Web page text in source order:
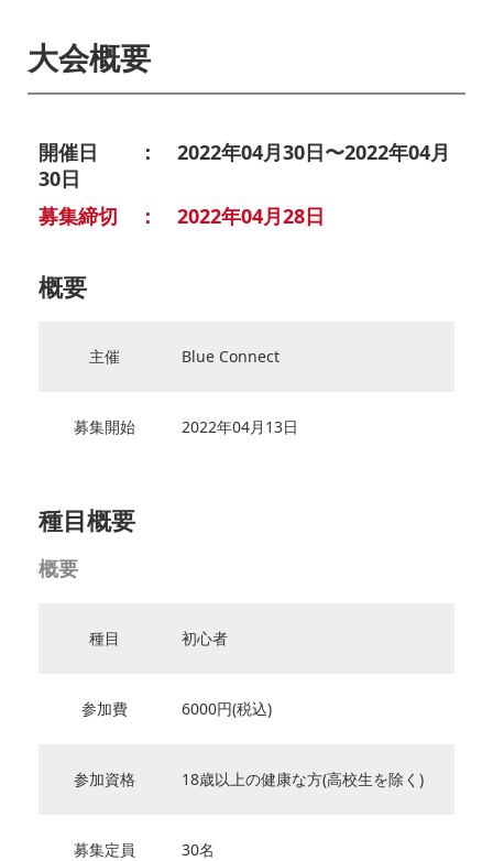
大会概要
開催日 ： 2022年04月30日〜2022年04月
30日
募集締切 ： 2022年04月28日
概要
主催 Blue Connect
募集開始 2022年04月13日
種目概要
概要
種目 初心者
参加費 6000円(税込)
参加資格 18歳以上の健康な方(高校生を除く)
募集定員 30名